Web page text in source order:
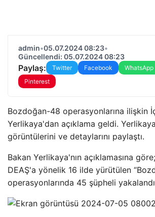
admin•05.07.2024 08:23•
Güncellendi: 05.07.2024 08:23
Paylaş: Twitter Facebook WhatsApp
Pinterest
Bozdoğan-48 operasyonlarına ilişkin
Yerlikaya'dan açıklama geldi.
görüntülerini ve detaylarını paylaştı.
Bakan Yerlikaya'nın açıklamasına
DEAŞ'a yönelik 16 ilde yürütülen
operasyonlarında 45 şüpheli